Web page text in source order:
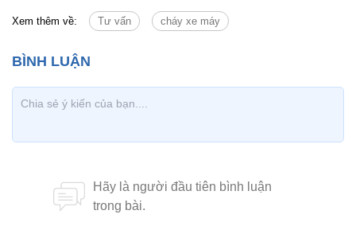
Xem thêm về: Tư vấn cháy xe máy